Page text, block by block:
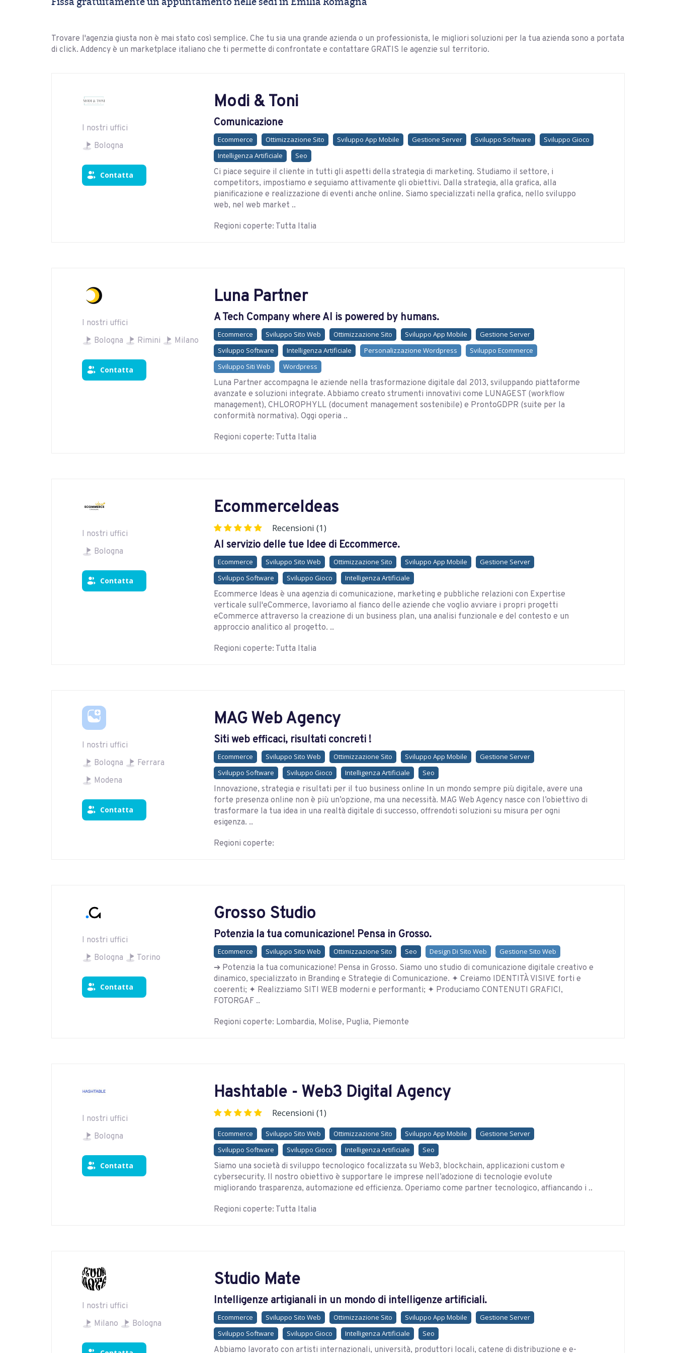
Trovare l'agenzia giusta non è mai stato così semplice. Che tu sia una grande azienda o un professionista, le migliori soluzioni per la tua azienda sono a portata
di click. Addency è un marketplace italiano che ti permette di confrontate e contattare GRATIS le agenzie sul territorio.
I nostri uffici
Bologna
Contatta
Modi & Toni
Comunicazione
Ecommerce Ottimizzazione Sito Sviluppo App Mobile Gestione Server Sviluppo Software
Sviluppo Gioco
Intelligenza Artificiale
Seo
Ci piace seguire il cliente in tutti gli aspetti della strategia di marketing. Studiamo il settore, i
competitors, impostiamo e seguiamo attivamente gli obiettivi. Dalla strategia, alla grafica, alla
pianificazione e realizzazione di eventi anche online. Siamo specializzati nella grafica, nello sviluppo
web, nel web market ..
Regioni coperte: Tutta Italia
I nostri uffici
Bologna
Rimini Milano
Contatta
Luna Partner
A Tech Company where AI is powered by humans.
Ecommerce Sviluppo Sito Web Ottimizzazione Sito Sviluppo App Mobile
Gestione Server
Sviluppo Software
Intelligenza Artificiale Personalizzazione Wordpress
Sviluppo Ecommerce
Sviluppo Siti Web
Wordpress
Luna Partner accompagna le aziende nella trasformazione digitale dal 2013, sviluppando piattaforme
avanzate e soluzioni integrate. Abbiamo creato strumenti innovativi come LUNAGEST (workflow
management), CHLOROPHYLL (document management sostenibile) e ProntoGDPR (suite per la
conformità normativa). Oggi operia ..
Regioni coperte: Tutta Italia
I nostri uffici
Bologna
Contatta
EcommerceIdeas
Recensioni (1)
Al servizio delle tue Idee di Eccommerce.
Ecommerce Sviluppo Sito Web Ottimizzazione Sito Sviluppo App Mobile
Gestione Server
Sviluppo Software
Sviluppo Gioco Intelligenza Artificiale
Ecommerce Ideas è una agenzia di comunicazione, marketing e pubbliche relazioni con Expertise
verticale sull'eCommerce, lavoriamo al fianco delle aziende che voglio avviare i propri progetti
eCommerce attraverso la creazione di un business plan, una analisi funzionale e del contesto e un
approccio analitico al progetto. ..
Regioni coperte: Tutta Italia
I nostri uffici
Bologna
Ferrara
Modena
Contatta
MAG Web Agency
Siti web efficaci, risultati concreti !
Ecommerce Sviluppo Sito Web Ottimizzazione Sito Sviluppo App Mobile
Gestione Server
Sviluppo Software
Sviluppo Gioco Intelligenza Artificiale Seo
Innovazione, strategia e risultati per il tuo business online In un mondo sempre più digitale, avere una
forte presenza online non è più un’opzione, ma una necessità. MAG Web Agency nasce con l’obiettivo di
trasformare la tua idea in una realtà digitale di successo, offrendoti soluzioni su misura per ogni
esigenza. ..
Regioni coperte:
I nostri uffici
Bologna
Torino
Contatta
Grosso Studio
Potenzia la tua comunicazione! Pensa in Grosso.
Ecommerce Sviluppo Sito Web Ottimizzazione Sito Seo Design Di Sito Web Gestione Sito Web
➔ Potenzia la tua comunicazione! Pensa in Grosso. Siamo uno studio di comunicazione digitale creativo e
dinamico, specializzato in Branding e Strategie di Comunicazione. ✦ Creiamo IDENTITÀ VISIVE forti e
coerenti; ✦ Realizziamo SITI WEB moderni e performanti; ✦ Produciamo CONTENUTI GRAFICI,
FOTORGAF ..
Regioni coperte: Lombardia, Molise, Puglia, Piemonte
I nostri uffici
Bologna
Contatta
Hashtable - Web3 Digital Agency
Recensioni (1)
Ecommerce Sviluppo Sito Web Ottimizzazione Sito Sviluppo App Mobile
Gestione Server
Sviluppo Software
Sviluppo Gioco Intelligenza Artificiale Seo
Siamo una società di sviluppo tecnologico focalizzata su Web3, blockchain, applicazioni custom e
cybersecurity. Il nostro obiettivo è supportare le imprese nell’adozione di tecnologie evolute
migliorando trasparenza, automazione ed efficienza. Operiamo come partner tecnologico, affiancando i ..
Regioni coperte: Tutta Italia
I nostri uffici
Milano
Bologna
Studio Mate
Intelligenze artigianali in un mondo di intelligenze artificiali.
Ecommerce Sviluppo Sito Web Ottimizzazione Sito Sviluppo App Mobile
Gestione Server
Sviluppo Software
Sviluppo Gioco Intelligenza Artificiale Seo
Abbiamo lavorato con artisti internazionali, università, produttori locali, catene di distribuzione e e-